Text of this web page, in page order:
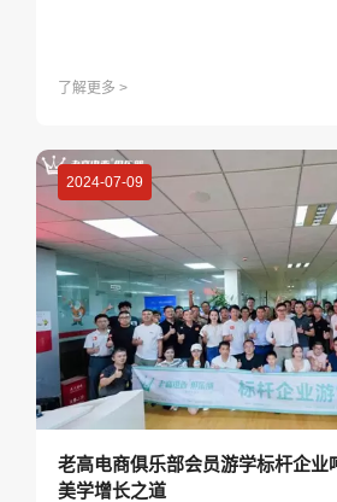
了解更多 >
2024-07-09
老高电商俱乐部会员游学标杆企业
美学增长之道